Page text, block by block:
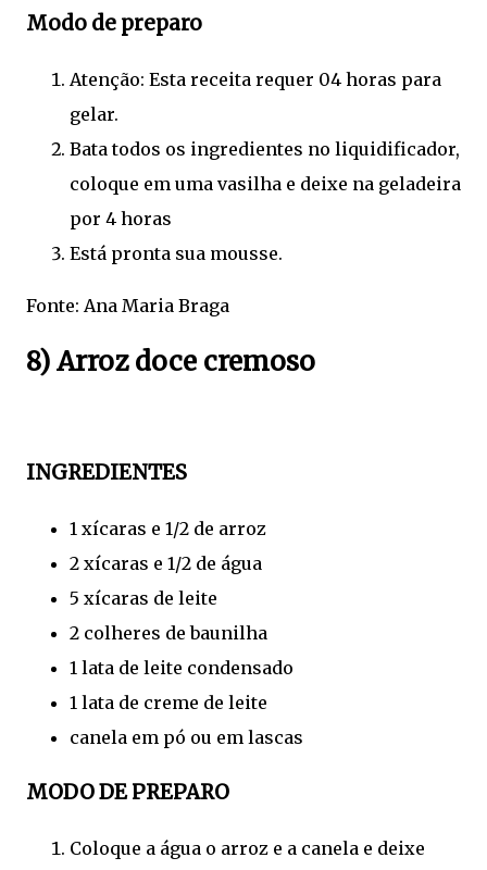
Modo de preparo
Atenção: Esta receita requer 04 horas para
gelar.
Bata todos os ingredientes no liquidificador,
coloque em uma vasilha e deixe na geladeira
por 4 horas
Está pronta sua mousse.
Fonte: Ana Maria Braga
8) Arroz doce cremoso
INGREDIENTES
1 xícaras e 1/2 de arroz
2 xícaras e 1/2 de água
5 xícaras de leite
2 colheres de baunilha
1 lata de leite condensado
1 lata de creme de leite
canela em pó ou em lascas
MODO DE PREPARO
Coloque a água o arroz e a canela e deixe